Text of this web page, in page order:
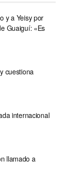
y a Yeisy por
Guaiguí: «Es
cuestiona
internacional
llamado a